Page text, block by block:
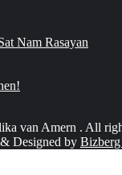
Nam Rasayan
van Amern . All
& Designed by